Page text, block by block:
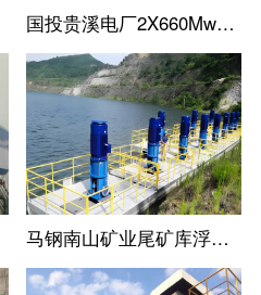
国投贵溪电厂2X660Mw火电机组立式长轴泵
马钢南山矿业尾矿库浮船取水泵站11台立式长轴泵一次调试成功运行过168